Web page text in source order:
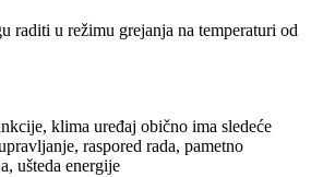
raditi u režimu grejanja na temperaturi od
klima uređaj obično ima sledeće
raspored rada, pametno
ušteda energije